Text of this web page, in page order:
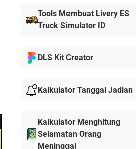
Tools Membuat Livery ES
Truck Simulator ID
DLS Kit Creator
Kalkulator Tanggal Jadian
Kalkulator Menghitung
Selamatan Orang
Meninggal